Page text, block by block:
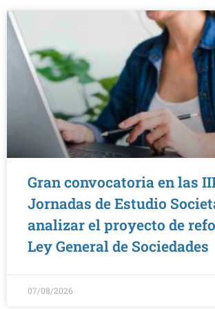
Gran convocatoria en las
Jornadas de Estudio
analizar el proyecto de
Ley General de Sociedades
07/08/2026